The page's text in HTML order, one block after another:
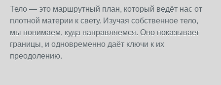
Тело — это маршрутный план, который ведёт нас от
плотной материи к свету. Изучая собственное тело,
мы понимаем, куда направляемся. Оно показывает
границы, и одновременно даёт ключи к их
преодолению.